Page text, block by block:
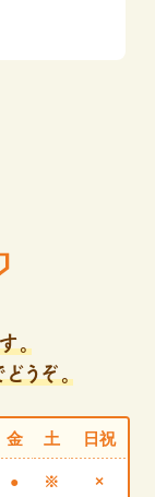
。
うぞ。
金 土 日祝
● ※ ×